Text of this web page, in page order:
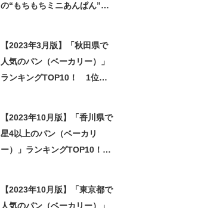
の“もちもちミニあんぱん”が
【2023年3月版】「秋田県で
人気のパン（ベーカリー）」
ランキングTOP10！ 1位は
【2023年10月版】「香川県で
星4以上のパン（ベーカリ
ー）」ランキングTOP10！
【2023年10月版】「東京都で
人気のパン（ベーカリー）」